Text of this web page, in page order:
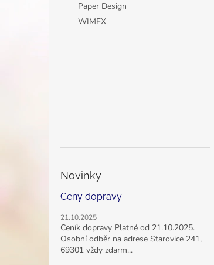
Paper Design
WIMEX
Novinky
Ceny dopravy
21.10.2025
Ceník dopravy Platné od 21.10.2025.
Osobní odběr na adrese Starovice 241,
69301 vždy zdarm...